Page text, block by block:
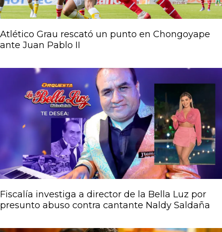
Atlético Grau rescató un punto en Chongoyape
ante Juan Pablo II
Fiscalía investiga a director de la Bella Luz por
presunto abuso contra cantante Naldy Saldaña